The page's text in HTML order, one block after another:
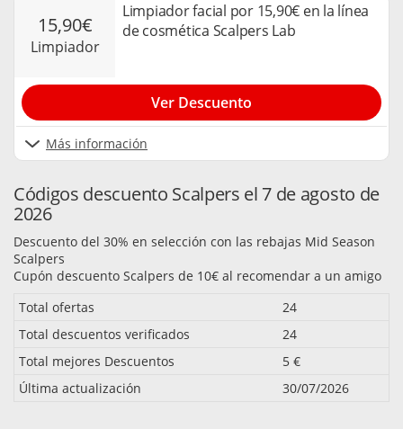
15,90€
limpiador
Limpiador facial por 15,90€ en la línea
de cosmética Scalpers Lab
Más información
Ver Descuento
Códigos descuento Scalpers el 7 de agosto de
2026
Descuento del 30% en selección con las rebajas Mid Season
Scalpers
Cupón descuento Scalpers de 10€ al recomendar a un amigo
Total ofertas
24
Total descuentos verificados
24
Total mejores Descuentos
5 €
Última actualización
30/07/2026